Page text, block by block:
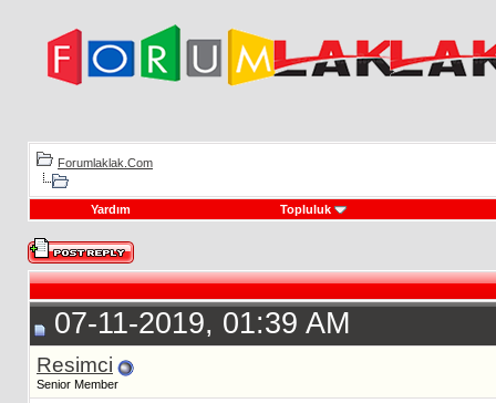
Forumlaklak.Com
Yardım Topluluk
07-11-2019, 01:39 AM
Resimci
Senior Member